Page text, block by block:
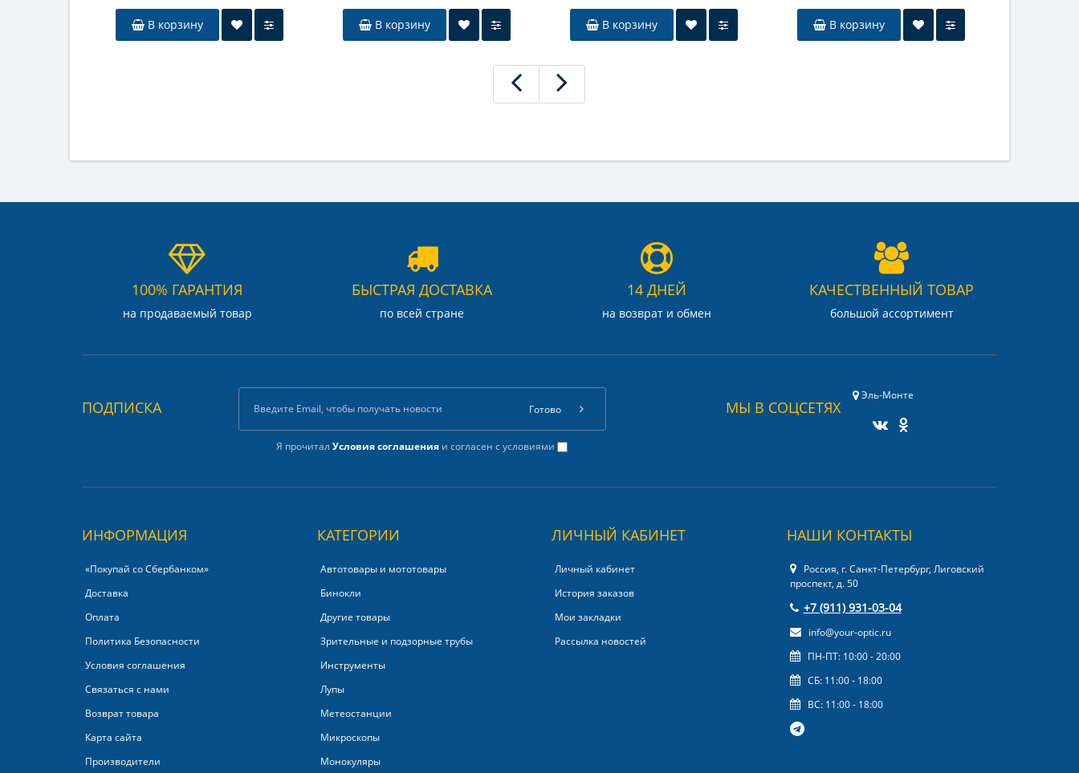
В корзину В корзину В корзину В корзину
100% ГАРАНТИЯ
на продаваемый товар
БЫСТРАЯ ДОСТАВКА
по всей стране
14 ДНЕЙ
на возврат и обмен
КАЧЕСТВЕННЫЙ ТОВАР
большой ассортимент
ПОДПИСКА
Я прочиталУсловия соглашения и согласен с условиями
Готово МЫ В СОЦСЕТЯХ
Эль-Монте
ИНФОРМАЦИЯ
«Покупай со Сбербанком»‎
Доставка
Оплата
Политика Безопасности
Условия соглашения
Связаться с нами
Возврат товара
Карта сайта
Производители
КАТЕГОРИИ
Автотовары и мототовары
Бинокли
Другие товары
Зрительные и подзорные трубы
Инструменты
Лупы
Метеостанции
Микроскопы
Монокуляры
ЛИЧНЫЙ КАБИНЕТ
Личный кабинет
История заказов
Мои закладки
Рассылка новостей
НАШИ КОНТАКТЫ
Россия, г. Санкт-Петербург, Лиговский
проспект, д. 50
+7 (911) 931-03-04
info@your-optic.ru
ПН-ПТ: 10:00 - 20:00
СБ: 11:00 - 18:00
ВС: 11:00 - 18:00